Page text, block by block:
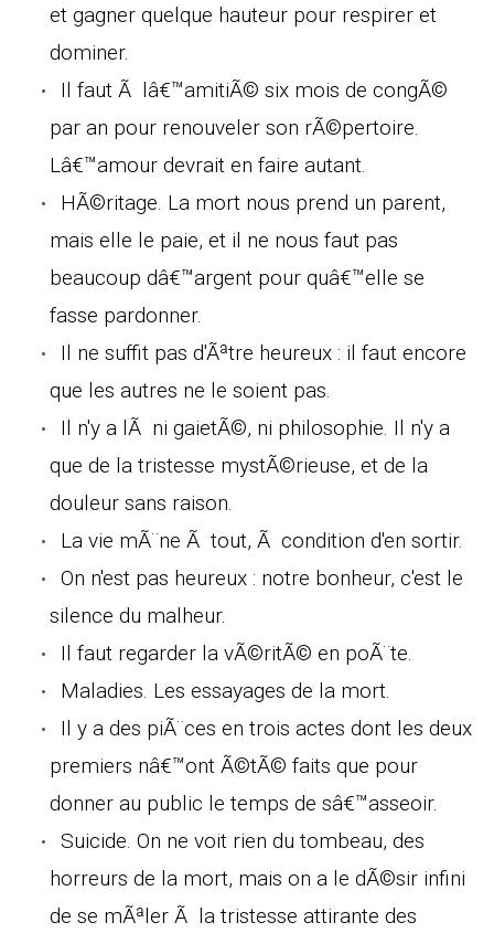
et gagner quelque hauteur pour respirer et
dominer.
Il faut Ã lâ€™amitiÃ© six mois de congÃ©
par an pour renouveler son rÃ©pertoire.
Lâ€™amour devrait en faire autant.
HÃ©ritage. La mort nous prend un parent,
mais elle le paie, et il ne nous faut pas
beaucoup dâ€™argent pour quâ€™elle se
fasse pardonner.
Il ne suffit pas d'Ãªtre heureux : il faut encore
que les autres ne le soient pas.
Il n'y a lÃ ni gaietÃ©, ni philosophie. Il n'y a
que de la tristesse mystÃ©rieuse, et de la
douleur sans raison.
La vie mÃ¨ne Ã tout, Ã condition d'en sortir.
On n'est pas heureux : notre bonheur, c'est le
silence du malheur.
Il faut regarder la vÃ©ritÃ© en poÃ¨te.
Maladies. Les essayages de la mort.
Il y a des piÃ¨ces en trois actes dont les deux
premiers nâ€™ont Ã©tÃ© faits que pour
donner au public le temps de sâ€™asseoir.
Suicide. On ne voit rien du tombeau, des
horreurs de la mort, mais on a le dÃ©sir infini
de se mÃªler Ã la tristesse attirante des